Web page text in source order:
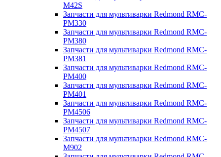
M42S
Запчасти для мультиварки Redmond RMC-
PM330
Запчасти для мультиварки Redmond RMC-
PM380
Запчасти для мультиварки Redmond RMC-
PM381
Запчасти для мультиварки Redmond RMC-
PM400
Запчасти для мультиварки Redmond RMC-
PM401
Запчасти для мультиварки Redmond RMC-
PM4506
Запчасти для мультиварки Redmond RMC-
PM4507
Запчасти для мультиварки Redmond RMC-
M902